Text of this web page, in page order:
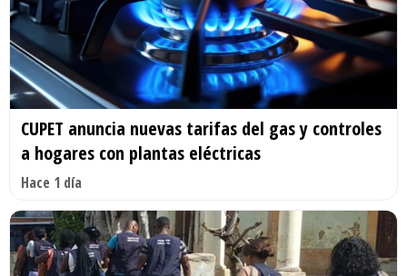
CUPET anuncia nuevas tarifas del gas y controles
a hogares con plantas eléctricas
Hace 1 día